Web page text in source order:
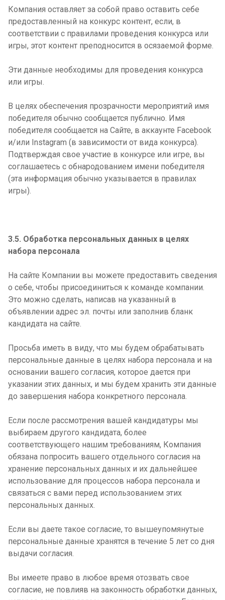
Компания оставляет за собой право оставить себе
предоставленный на конкурс контент, если, в
соответствии с правилами проведения конкурса или
игры, этот контент преподносится в осязаемой форме.
Эти данные необходимы для проведения конкурса
или игры.
В целях обеспечения прозрачности мероприятий имя
победителя обычно сообщается публично. Имя
победителя сообщается на Сайте, в аккаунте Facebook
и/или Instagram (в зависимости от вида конкурса).
Подтверждая свое участие в конкурсе или игре, вы
соглашаетесь с обнародованием имени победителя
(эта информация обычно указывается в правилах
игры).
3.5. Обработка персональных данных в целях
набора персонала
На сайте Компании вы можете предоставить сведения
о себе, чтобы присоединиться к команде компании.
Это можно сделать, написав на указанный в
объявлении адрес эл. почты или заполнив бланк
кандидата на сайте.
Просьба иметь в виду, что мы будем обрабатывать
персональные данные в целях набора персонала и на
основании вашего согласия, которое дается при
указании этих данных, и мы будем хранить эти данные
до завершения набора конкретного персонала.
Если после рассмотрения вашей кандидатуры мы
выбираем другого кандидата, более
соответствующего нашим требованиям, Компания
обязана попросить вашего отдельного согласия на
хранение персональных данных и их дальнейшее
использование для процессов набора персонала и
связаться с вами перед использованием этих
персональных данных.
Если вы даете такое согласие, то вышеупомянутые
персональные данные хранятся в течение 5 лет со дня
выдачи согласия.
Вы имеете право в любое время отозвать свое
согласие, не повлияв на законность обработки данных,